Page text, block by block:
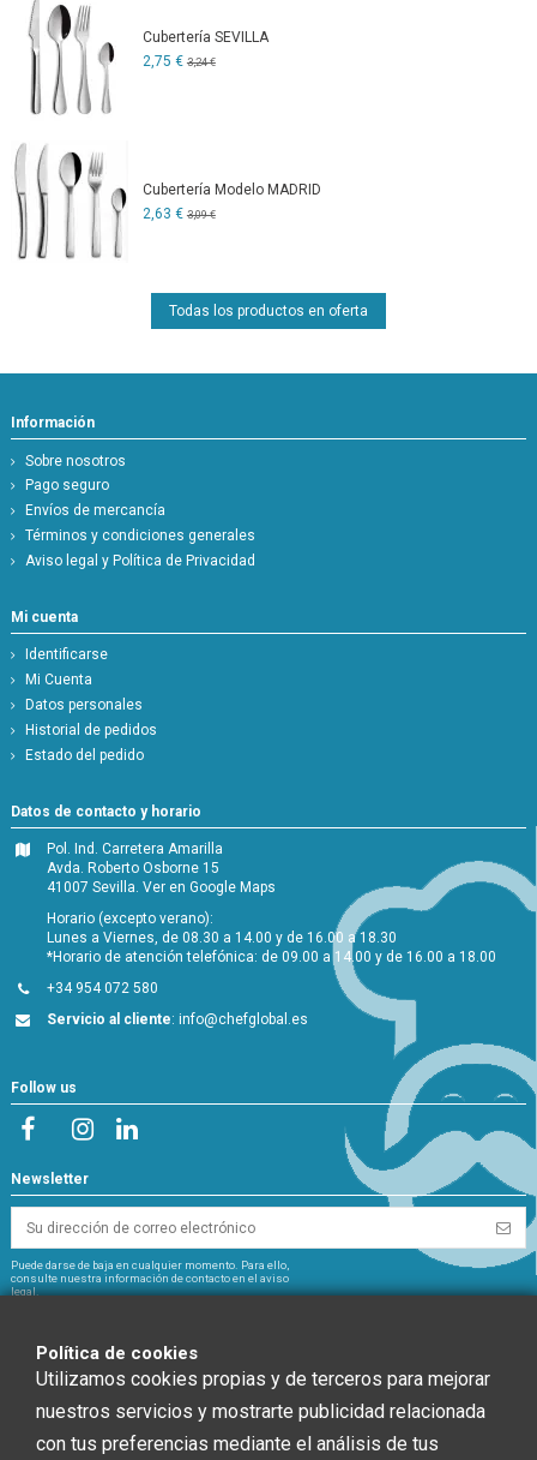
Cubertería SEVILLA
2,75 € 3,24 €
Cubertería Modelo MADRID
2,63 € 3,09 €
Todas los productos en oferta
Información
Sobre nosotros
Pago seguro
Envíos de mercancía
Términos y condiciones generales
Aviso legal y Política de Privacidad
Mi cuenta
Identificarse
Mi Cuenta
Datos personales
Historial de pedidos
Estado del pedido
Datos de contacto y horario
Pol. Ind. Carretera Amarilla
Avda. Roberto Osborne 15
41007 Sevilla.Ver en Google Maps
Horario (excepto verano):
Lunes a Viernes, de 08.30 a 14.00 y de 16.00 a 18.30
*Horario de atención telefónica: de 09.00 a 14.00 y de 16.00 a 18.00
+34 954 072 580
Servicio al cliente:info@chefglobal.es
Follow us
Newsletter
Puede darse de baja en cualquier momento. Para ello,
consulte nuestra información de contacto en el aviso
legal.
Política de cookies
Utilizamos cookies propias y de terceros para mejorar
nuestros servicios y mostrarte publicidad relacionada
con tus preferencias mediante el análisis de tus